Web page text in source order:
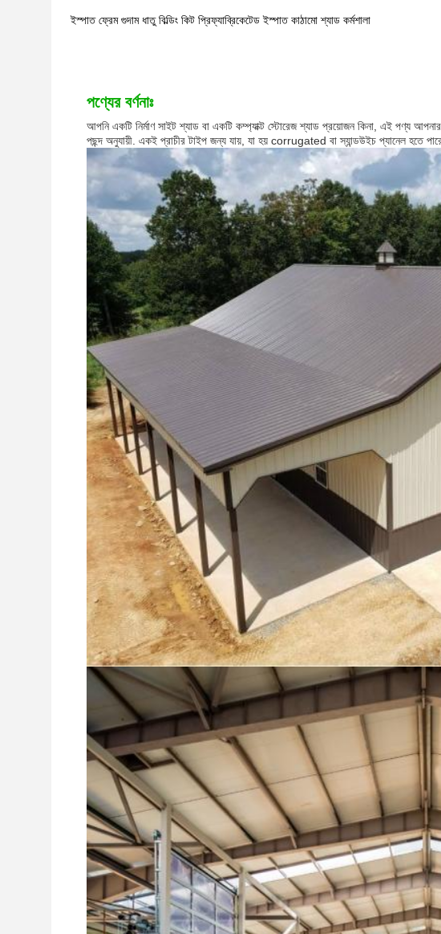
ইস্পাত ফ্রেম গুদাম ধাতু বিল্ডিং কিট প্রিফ্যাব্রিকেটেড ইস্পাত কাঠামো শ্যাড কর্মশালা
পণ্যের বর্ণনাঃ
আপনি একটি নির্মাণ সাইট শ্যাড বা একটি কম্প্যাক্ট স্টোরেজ শ্যাড প্রয়োজন কিনা, এই পণ্য
পছন্দ অনুযায়ী. একই প্রাচীর টাইপ জন্য যায়, যা হয় corrugated বা স্যান্ডউইচ প্যানেল হতে